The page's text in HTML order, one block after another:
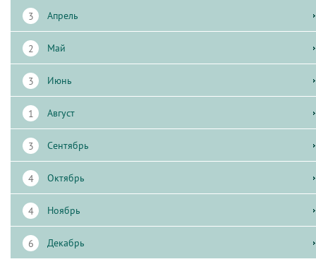
3 апрель
2 май
3 июнь
1 август
3 сентябрь
4 октябрь
4 ноябрь
6 декабрь